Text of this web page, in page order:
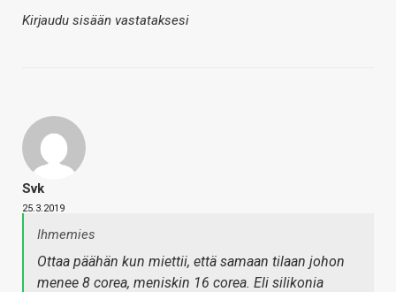
Kirjaudu sisään vastataksesi
Svk
25.3.2019
Ihmemies
Ottaa päähän kun miettii, että samaan tilaan johon
menee 8 corea, meniskin 16 corea. Eli silikonia